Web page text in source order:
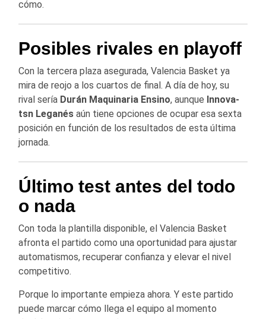
cómo.
Posibles rivales en playoff
Con la tercera plaza asegurada, Valencia Basket ya
mira de reojo a los cuartos de final. A día de hoy, su
rival sería Durán Maquinaria Ensino, aunque Innova-
tsn Leganés aún tiene opciones de ocupar esa sexta
posición en función de los resultados de esta última
jornada.
Último test antes del todo
o nada
Con toda la plantilla disponible, el Valencia Basket
afronta el partido como una oportunidad para ajustar
automatismos, recuperar confianza y elevar el nivel
competitivo.
Porque lo importante empieza ahora. Y este partido
puede marcar cómo llega el equipo al momento